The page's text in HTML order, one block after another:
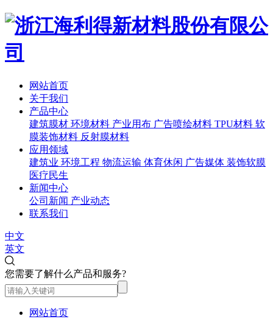
网站首页
关于我们
产品中心
建筑膜材 环境材料 产业用布 广告喷绘材料 TPU材料 软
膜装饰材料 反射膜材料
应用领域
建筑业 环境工程 物流运输 体育休闲 广告媒体 装饰软膜
医疗民生
新闻中心
公司新闻 产业动态
联系我们
中文
英文
您需要了解什么产品和服务?
网站首页